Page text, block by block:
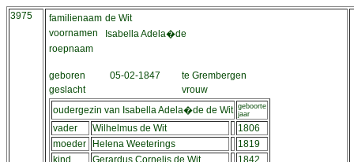
3975 familienaam de Wit
voornamen
Isabella Adela�de
roepnaam
geboren 05-02-1847
te Grembergen
geslacht
vrouw
oudergezin van Isabella Adela�de de Wit geboorte
jaar
vader Wilhelmus de Wit
1806
moeder
Helena Weeterings
1819
kind
Gerardus Cornelis de Wit
1842